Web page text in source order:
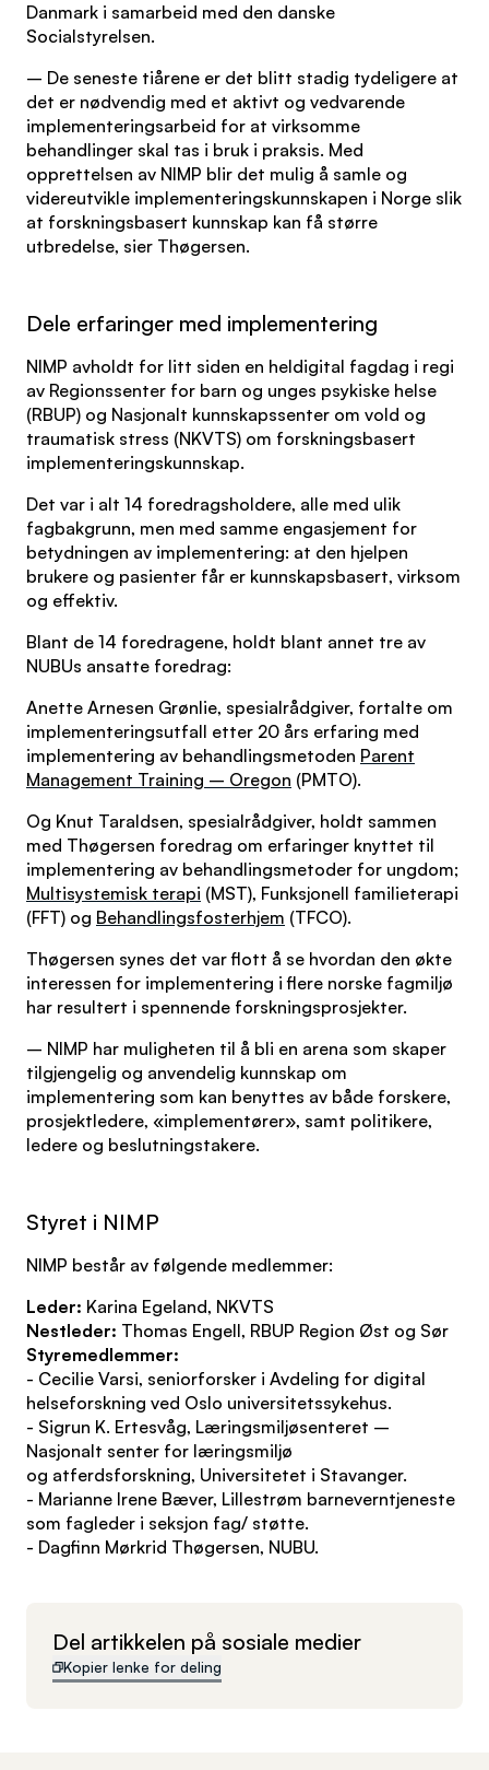
Danmark i samarbeid med den danske
Socialstyrelsen.
– De seneste tiårene er det blitt stadig tydeligere at
det er nødvendig med et aktivt og vedvarende
implementeringsarbeid for at virksomme
behandlinger skal tas i bruk i praksis. Med
opprettelsen av NIMP blir det mulig å samle og
videreutvikle implementeringskunnskapen i Norge slik
at forskningsbasert kunnskap kan få større
utbredelse, sier Thøgersen.
Dele erfaringer med implementering
NIMP avholdt for litt siden en heldigital fagdag i regi
av Regionssenter for barn og unges psykiske helse
(RBUP) og Nasjonalt kunnskapssenter om vold og
traumatisk stress (NKVTS) om forskningsbasert
implementeringskunnskap.
Det var i alt 14 foredragsholdere, alle med ulik
fagbakgrunn, men med samme engasjement for
betydningen av implementering: at den hjelpen
brukere og pasienter får er kunnskapsbasert, virksom
og effektiv.
Blant de 14 foredragene, holdt blant annet tre av
NUBUs ansatte foredrag:
Anette Arnesen Grønlie, spesialrådgiver, fortalte om
implementeringsutfall etter 20 års erfaring med
implementering av behandlingsmetoden Parent
Management Training – Oregon (PMTO).
Og Knut Taraldsen, spesialrådgiver, holdt sammen
med Thøgersen foredrag om erfaringer knyttet til
implementering av behandlingsmetoder for ungdom;
Multisystemisk terapi (MST), Funksjonell familieterapi
(FFT) og Behandlingsfosterhjem (TFCO).
Thøgersen synes det var flott å se hvordan den økte
interessen for implementering i flere norske fagmiljø
har resultert i spennende forskningsprosjekter.
– NIMP har muligheten til å bli en arena som skaper
tilgjengelig og anvendelig kunnskap om
implementering som kan benyttes av både forskere,
prosjektledere, «implementører», samt politikere,
ledere og beslutningstakere.
Styret i NIMP
NIMP består av følgende medlemmer:
Leder: Karina Egeland, NKVTS
Nestleder: Thomas Engell, RBUP Region Øst og Sør
Styremedlemmer:
- Cecilie Varsi, seniorforsker i Avdeling for digital
helseforskning ved Oslo universitetssykehus.
- Sigrun K. Ertesvåg, Læringsmiljøsenteret –
Nasjonalt senter for læringsmiljø
og atferdsforskning, Universitetet i Stavanger.
- Marianne Irene Bæver, Lillestrøm barneverntjeneste
som fagleder i seksjon fag/ støtte.
- Dagfinn Mørkrid Thøgersen, NUBU.
Del artikkelen på sosiale medier
Kopier lenke for deling